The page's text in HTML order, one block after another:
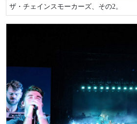
ザ・チェインスモーカーズ、その2。